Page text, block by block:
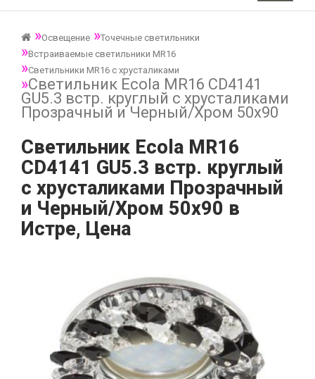
Освещение
Точечные светильники
Встраиваемые светильники MR16
Светильники MR16 с хрусталиками
Светильник Ecola MR16 CD4141
GU5.3 встр. круглый с хрусталиками
Прозрачный и Черный/Хром 50x90
Светильник Ecola MR16
CD4141 GU5.3 встр. круглый
с хрусталиками Прозрачный
и Черный/Хром 50x90 в
Истре, Цена